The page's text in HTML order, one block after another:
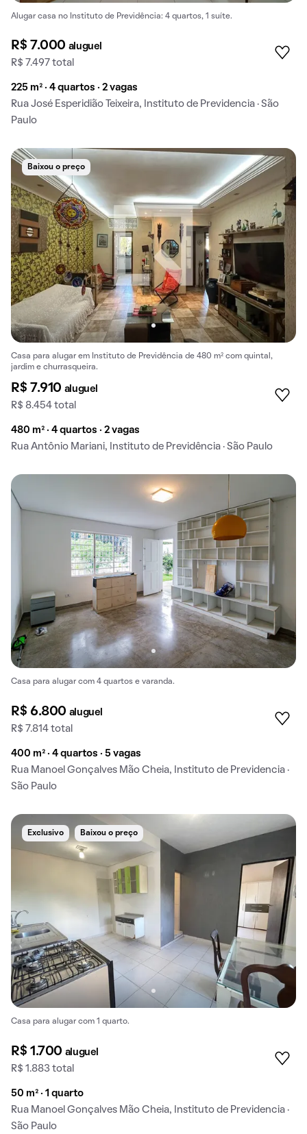
Alugar casa no Instituto de Previdência: 4 quartos, 1 suíte.
R$ 7.000 aluguel
R$ 7.497 total
225 m² · 4 quartos · 2 vagas
Rua José Esperidião Teixeira, Instituto de Previdencia · São
Paulo
Baixou o preço
Casa para alugar em Instituto de Previdência de 480 m² com quintal,
jardim e churrasqueira.
R$ 7.910 aluguel
R$ 8.454 total
480 m² · 4 quartos · 2 vagas
Rua Antônio Mariani, Instituto de Previdência · São Paulo
Casa para alugar com 4 quartos e varanda.
R$ 6.800 aluguel
R$ 7.814 total
400 m² · 4 quartos · 5 vagas
Rua Manoel Gonçalves Mão Cheia, Instituto de Previdencia ·
São Paulo
Exclusivo Baixou o preço
Casa para alugar com 1 quarto.
R$ 1.700 aluguel
R$ 1.883 total
50 m² · 1 quarto
Rua Manoel Gonçalves Mão Cheia, Instituto de Previdencia ·
São Paulo